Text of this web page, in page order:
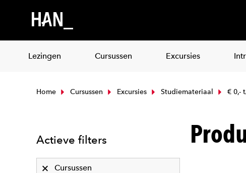
Lezingen Cursussen Excursies
Home Cursussen Excursies Studiemateriaal € 0,-
Actieve filters
Cursussen